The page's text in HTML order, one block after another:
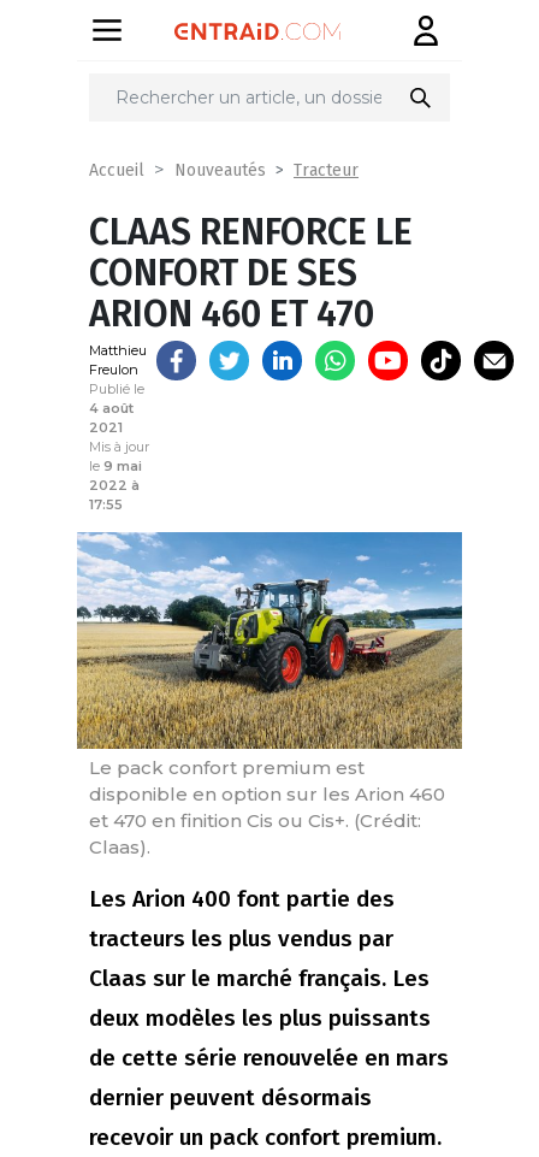
Partager
Accueil Nouveautés Tracteur
CLAAS RENFORCE LE
CONFORT DE SES
ARION 460 ET 470
Matthieu
Freulon
Publié le
4 août
2021
Mis à jour
le 9 mai
2022 à
17:55
Le pack confort premium est
disponible en option sur les Arion 460
et 470 en finition Cis ou Cis+. (Crédit:
Claas).
Les Arion 400 font partie des
tracteurs les plus vendus par
Claas sur le marché français. Les
deux modèles les plus puissants
de cette série renouvelée en mars
dernier peuvent désormais
recevoir un pack confort premium.